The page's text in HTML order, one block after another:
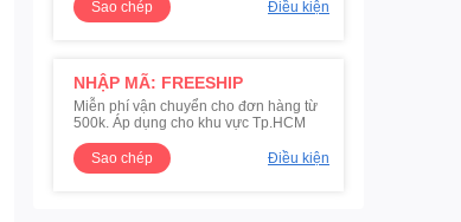
Sao chép
Điều kiện
NHẬP MÃ: FREESHIP
Miễn phí vận chuyển cho đơn hàng từ
500k. Áp dụng cho khu vực Tp.HCM
Sao chép
Điều kiện